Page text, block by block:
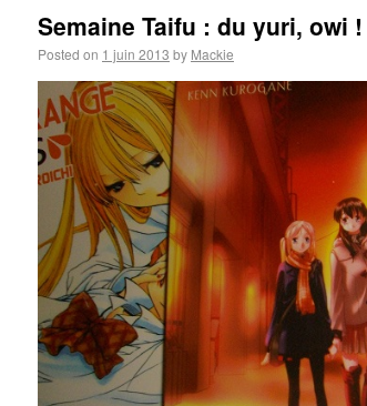
Semaine Taifu : du yuri, owi !
Posted on 1 juin 2013 by Mackie